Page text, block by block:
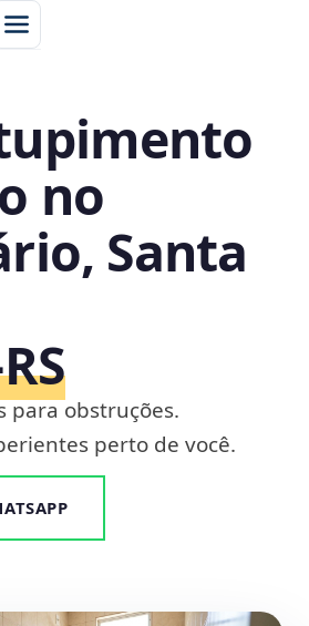
no
Santa
para obstruções.
perto de você.